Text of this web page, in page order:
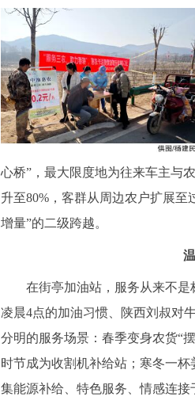
心桥”，最大限度地为往来车主与
升至80%，客群从周边农户扩展至
增量”的二级跨越。
在街亭加油站，服务从来不是
凌晨4点的加油习惯、陕西刘叔对
分明的服务场景：春季变身农货“
时节成为收割机补给站；寒冬一
集能源补给、特色服务、情感连